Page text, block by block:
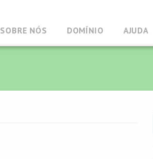
SOBRE NÓS DOMÍNIO AJUDA